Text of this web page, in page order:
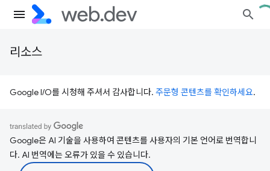
리소스
Google I/O를 시청해 주셔서 감사합니다. 주문형 콘텐츠를 확인하세요.
Google은 AI 기술을 사용하여 콘텐츠를 사용자의 기본 언어로 번역합니
다. AI 번역에는 오류가 있을 수 있습니다.